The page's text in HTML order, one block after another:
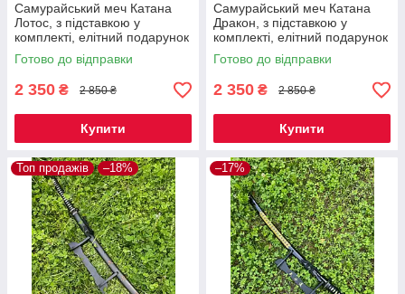
Самурайський меч Катана
Лотос, з підставкою у
комплекті, елітний подарунок
чоловікові
Готово до відправки
2 350 ₴ 2 850 ₴
Купити
Самурайський меч Катана
Дракон, з підставкою у
комплекті, елітний подарунок
чоловікові
Готово до відправки
2 350 ₴ 2 850 ₴
Купити
Топ продажів –18% –17%